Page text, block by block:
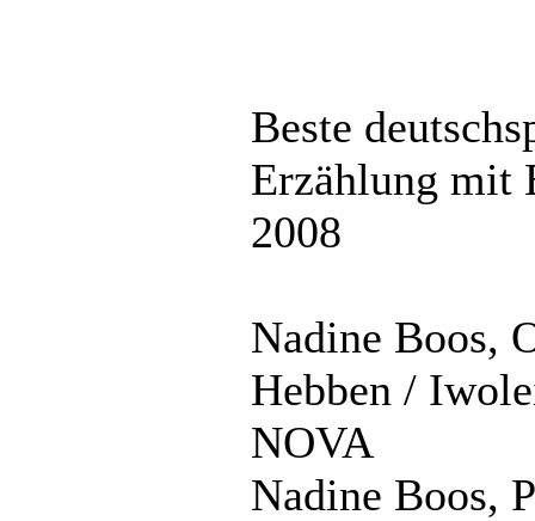
Beste
Erzählung mit
2008
Nadine Boos,
Hebben /
NOVA
Nadine Boos,